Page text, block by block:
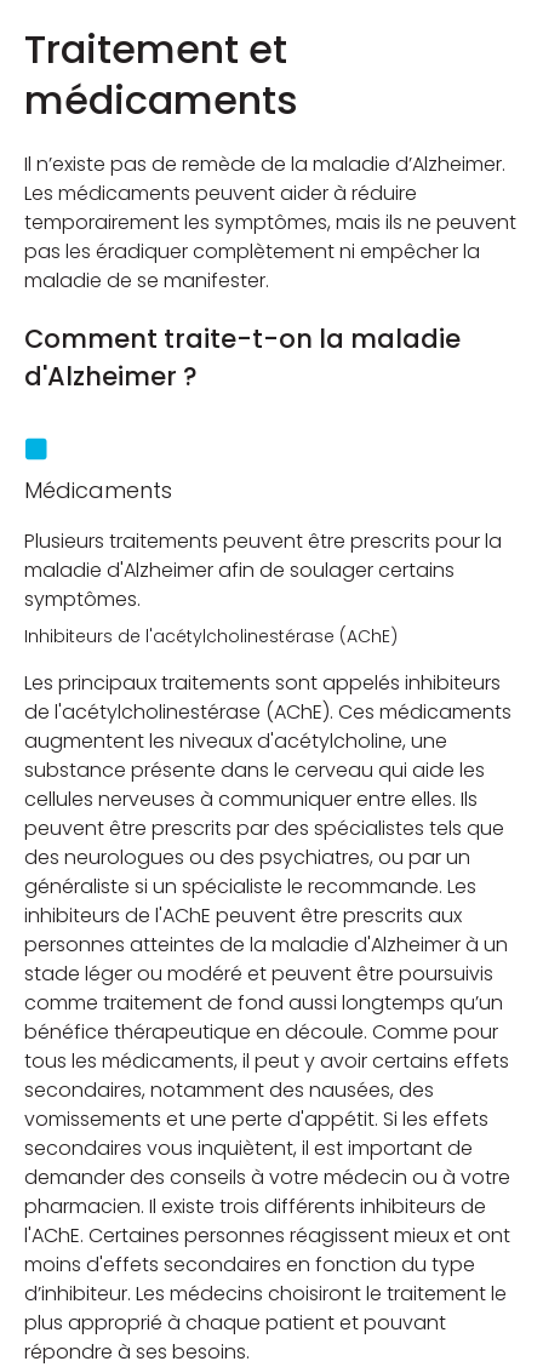
Traitement et
médicaments
Il n’existe pas de remède de la maladie d’Alzheimer.
Les médicaments peuvent aider à réduire
temporairement les symptômes, mais ils ne peuvent
pas les éradiquer complètement ni empêcher la
maladie de se manifester.
Comment traite-t-on la maladie
d'Alzheimer ?
Médicaments
Plusieurs traitements peuvent être prescrits pour la
maladie d'Alzheimer afin de soulager certains
symptômes.
Inhibiteurs de l'acétylcholinestérase (AChE)
Les principaux traitements sont appelés inhibiteurs
de l'acétylcholinestérase (AChE). Ces médicaments
augmentent les niveaux d'acétylcholine, une
substance présente dans le cerveau qui aide les
cellules nerveuses à communiquer entre elles. Ils
peuvent être prescrits par des spécialistes tels que
des neurologues ou des psychiatres, ou par un
généraliste si un spécialiste le recommande. Les
inhibiteurs de l'AChE peuvent être prescrits aux
personnes atteintes de la maladie d'Alzheimer à un
stade léger ou modéré et peuvent être poursuivis
comme traitement de fond aussi longtemps qu’un
bénéfice thérapeutique en découle. Comme pour
tous les médicaments, il peut y avoir certains effets
secondaires, notamment des nausées, des
vomissements et une perte d'appétit. Si les effets
secondaires vous inquiètent, il est important de
demander des conseils à votre médecin ou à votre
pharmacien. Il existe trois différents inhibiteurs de
l'AChE. Certaines personnes réagissent mieux et ont
moins d'effets secondaires en fonction du type
d’inhibiteur. Les médecins choisiront le traitement le
plus approprié à chaque patient et pouvant
répondre à ses besoins.